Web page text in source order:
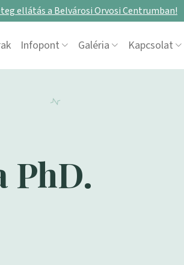
ellátás a Belvárosi Orvosi Centrumban!
Infopont Galéria Kapcsolat
PhD.